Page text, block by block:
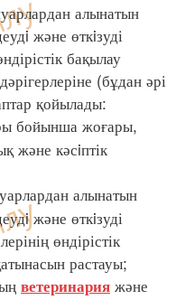
алынатын
және өткiзуді
бақылау
(бұдан әрі
қойылады:
бойынша жоғары,
және кәсiптік
алынатын
және өткiзуді
өндірістік
растауы;
ветеринария және